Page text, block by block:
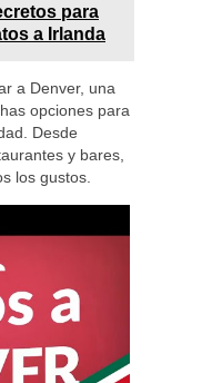
para
a Irlanda
a Denver, una
opciones para
Desde
y bares,
los gustos.